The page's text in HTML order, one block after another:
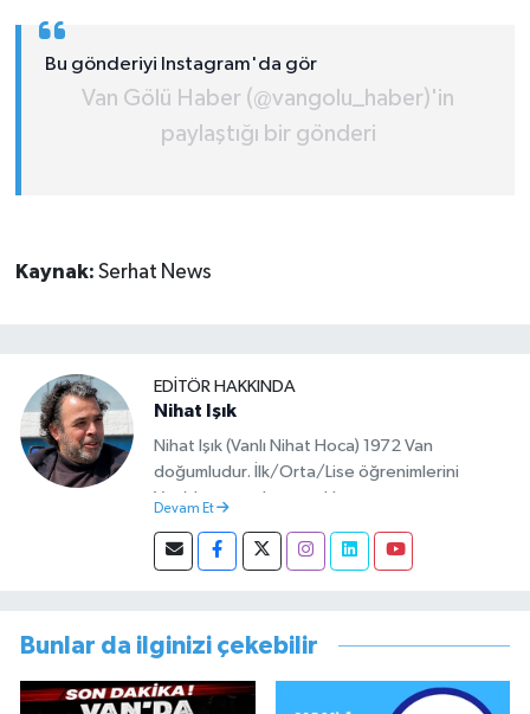
Bu gönderiyi Instagram'da gör
Van Gölü Haber (@vangolu_haber)'in
paylaştığı bir gönderi
Kaynak: Serhat News
EDITÖR HAKKINDA
Nihat Işık
Nihat Işık (Vanlı Nihat Hoca) 1972 Van
doğumludur. İlk/Orta/Lise öğrenimlerini
Van’da tamamlamıştır. Hacettepe mezunu
başlamıştır. Asteğmen olarak yaptığı vatani
görevi dönüşü Van Sosyal Hizmetler İl
görevini yürütürken istifa edip sosyal medyayı
tercih etmiştir.
Devam Et
Bunlar da ilginizi çekebilir